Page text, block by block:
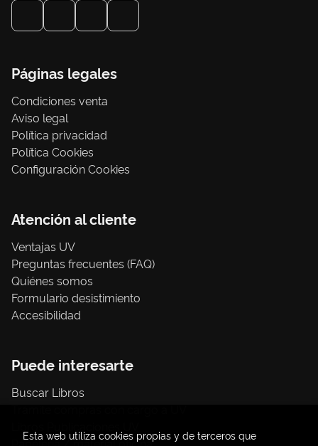
Páginas legales
Condiciones venta
Aviso legal
Política privacidad
Política Cookies
Configuración Cookies
Atención al cliente
Ventajas UV
Preguntas frecuentes (FAQ)
Quiénes somos
Formulario desistimiento
Accesibilidad
Puede interesarte
Buscar Libros
Papelería / material oficina
Esta web utiliza cookies propias y de terceros que